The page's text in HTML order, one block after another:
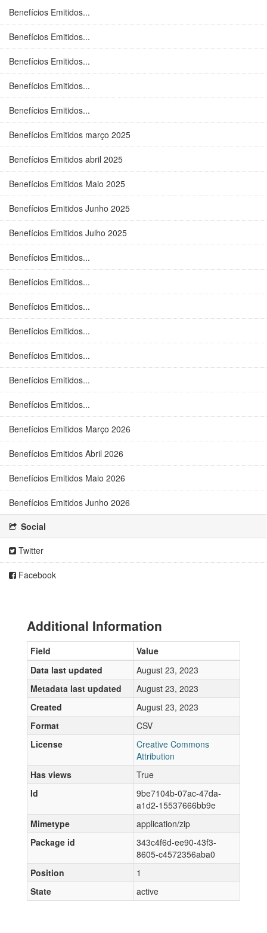
Benefícios Emitidos...
Benefícios Emitidos...
Benefícios Emitidos...
Benefícios Emitidos...
Benefícios Emitidos...
Benefícios Emitidos março 2025
Benefícios Emitidos abril 2025
Benefícios Emitidos Maio 2025
Benefícios Emitidos Junho 2025
Benefícios Emitidos Julho 2025
Benefícios Emitidos...
Benefícios Emitidos...
Benefícios Emitidos...
Benefícios Emitidos...
Benefícios Emitidos...
Benefícios Emitidos...
Benefícios Emitidos...
Benefícios Emitidos Março 2026
Benefícios Emitidos Abril 2026
Benefícios Emitidos Maio 2026
Benefícios Emitidos Junho 2026
Social
Twitter
Facebook
Additional Information
Field
Value
Data last updated
August 23, 2023
Metadata last updated
August 23, 2023
Created
August 23, 2023
Format
CSV
License
Creative Commons
Attribution
Has views
True
Id
9be7104b-07ac-47da-
a1d2-15537666bb9e
Mimetype
application/zip
Package id
343c4f6d-ee90-43f3-
8605-c4572356aba0
Position
1
State
active